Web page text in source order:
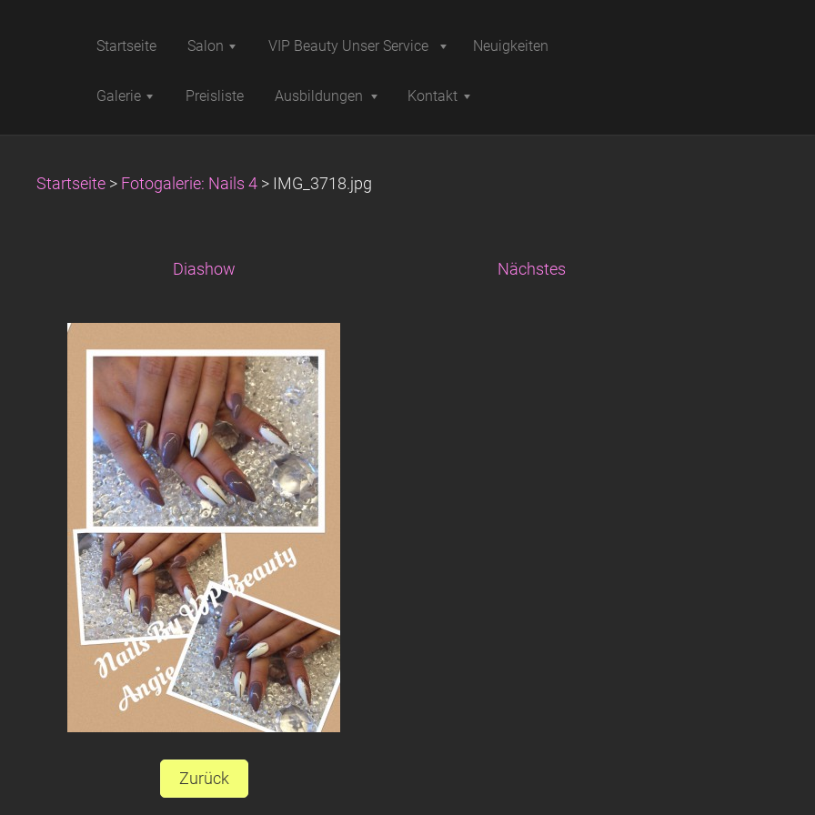
Startseite Salon VIP Beauty Unser Service Neuigkeiten
Galerie Preisliste Ausbildungen Kontakt
Startseite > Fotogalerie: Nails 4 > IMG_3718.jpg
Diashow Nächstes
Zurück